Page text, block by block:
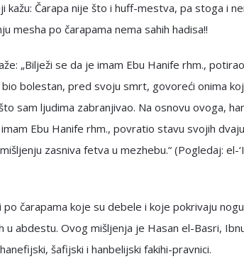
kažu: Čarapa nije što i huff-mestva, pa stoga i
mesha po čarapama nema sahih hadisa!!
„Bilježi se da je imam Ebu Hanife rhm.,
bolestan, pred svoju smrt, govoreći onima
sam ljudima zabranjivao. Na osnovu ovoga,
Ebu Hanife rhm., povratio stavu svojih dvaju
zasniva fetva u mezhebu.“ (Pogledaj: el-
čarapama koje su debele i koje pokrivaju
u abdestu. Ovog mišljenja je Hasan el-Basri,
šafijski i hanbelijski fakihi-pravnici.